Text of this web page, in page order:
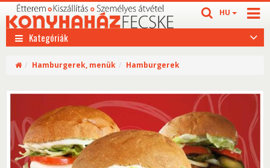
HU
Kategóriák
Hamburgerek, menük Hamburgerek